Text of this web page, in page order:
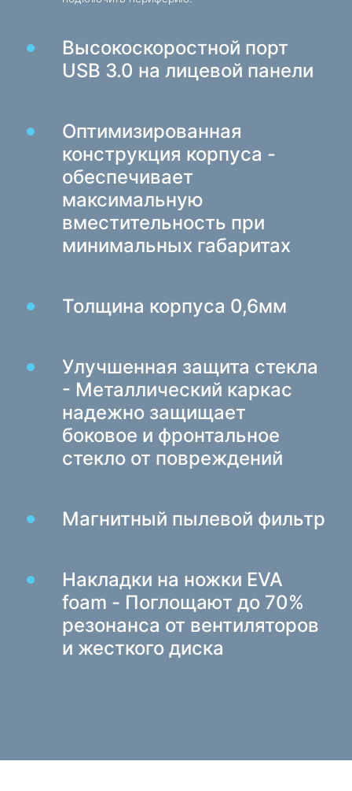
Высокоскоростной порт
USB 3.0 на лицевой панели
Оптимизированная
конструкция корпуса -
обеспечивает
максимальную
вместительность при
минимальных габаритах
Толщина корпуса 0,6мм
Улучшенная защита стекла
- Металлический каркас
надежно защищает
боковое и фронтальное
стекло от повреждений
Магнитный пылевой фильтр
Накладки на ножки EVA
foam - Поглощают до 70%
резонанса от вентиляторов
и жесткого диска